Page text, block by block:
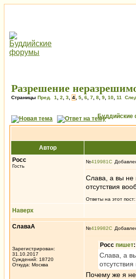
Разрешение
Страницы Пред. 1 2 3 4 5 6 7 8 9 10 11
Автор
Росс
Гость
№419981
Слава, а вы не
отсутствия
Ответы на этот пост:
Наверх
СлаваА
Зарегистрирован:
31.10.2017
Суждений: 18720
Откуда: Москва
№419982
Росс пишет:
Слава, а
Почему же я не